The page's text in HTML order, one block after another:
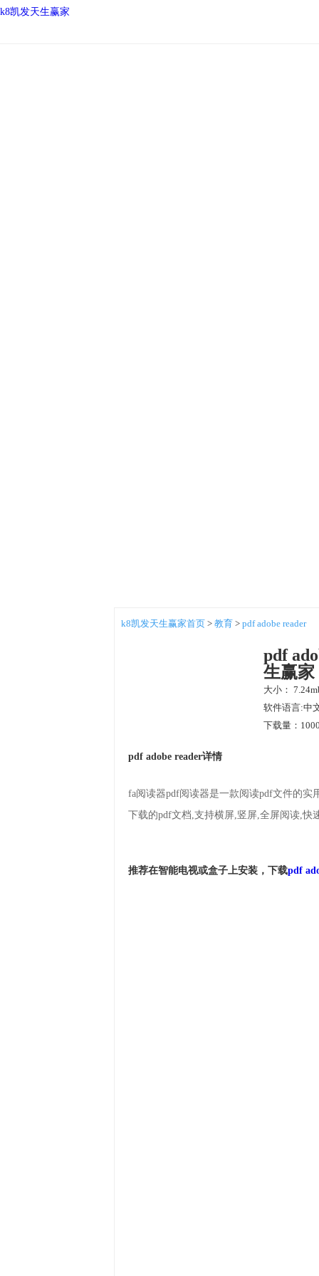
k8凯发天生赢家
k8凯发天生赢家首页 > 教育 > pdf adobe reader
pdf
生赢家
大小：
软件语言:中
下载量：
pdf adobe reader详情
fa阅读器pdf阅读器是一款阅读pdf文件的
下载的pdf文档,支持横屏,竖屏,全屏阅读,快
推荐在智能电视或盒子上安装，下载pdf